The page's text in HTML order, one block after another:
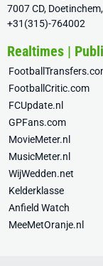
7007 CD,
+31(315)-764002
Realtimes |
FootballCritic.com
FCUpdate.nl
GPFans.com
MovieMeter.nl
MusicMeter.nl
WijWedden.net
Kelderklasse
Anfield Watch
MeeMetOranje.nl